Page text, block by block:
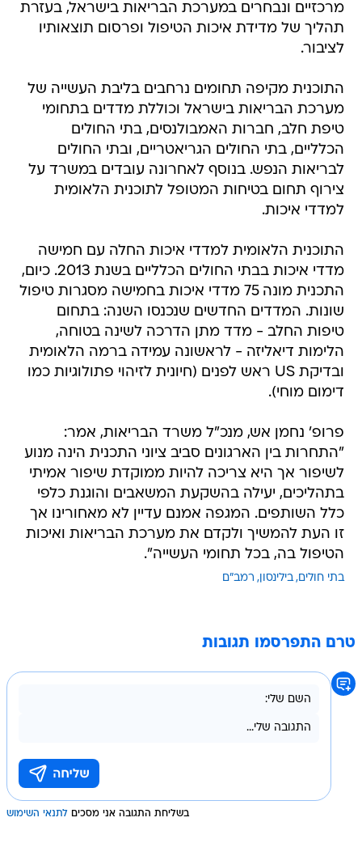
מרכזיים ונבחרים במערכת הבריאות בישראל, בעזרת
תהליך של מדידת איכות הטיפול ופרסום תוצאותיו
לציבור.
התוכנית מקיפה תחומים נרחבים בליבת העשייה של
מערכת הבריאות בישראל וכוללת מדדים בתחומי
טיפת חלב, חברות האמבולנסים, בתי החולים
הכלליים, בתי החולים הגריאטריים, ובתי החולים
לבריאות הנפש. בנוסף לאחרונה עובדים במשרד על
צירוף תחום בטיחות המטופל לתוכנית הלאומית
למדדי איכות.
התוכנית הלאומית למדדי איכות החלה עם חמישה
מדדי איכות בבתי החולים הכלליים בשנת 2013. כיום,
התכנית מונה 75 מדדי איכות בחמישה מסגרות טיפול
שונות. המדדים החדשים שנכנסו השנה: בתחום
טיפות החלב - מדד מתן הדרכה לשינה בטוחה,
הלימות דיאליזה - לראשונה עמידה ברמה הלאומית
ובדיקת US ראש לפנים (חיונית לזיהוי פתולוגיות כמו
דימום מוחי).
פרופ' נחמן אש, מנכ"ל משרד הבריאות, אמר:
"התחרות בין הארגונים סביב ציוני התכנית הינה מנוע
לשיפור אך היא צריכה להיות ממוקדת שיפור אמיתי
בתהליכים, יעילה בהשקעת המשאבים והוגנת כלפי
כלל השותפים. המגפה אמנם עדיין לא מאחורינו אך
זו העת להמשיך ולקדם את מערכת הבריאות ואיכות
הטיפול בה, בכל תחומי העשייה".
בתי חולים בילינסון רמב"ם
טרם התפרסמו תגובות
בשליחת התגובה אני מסכים לתנאי השימוש